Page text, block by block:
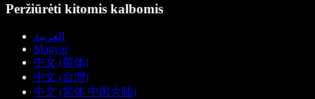
Peržiūrėti kitomis kalbomis
العربية
Magyar
中文 (简体)
中文 (台灣)
中文 (简体 中国大陆)